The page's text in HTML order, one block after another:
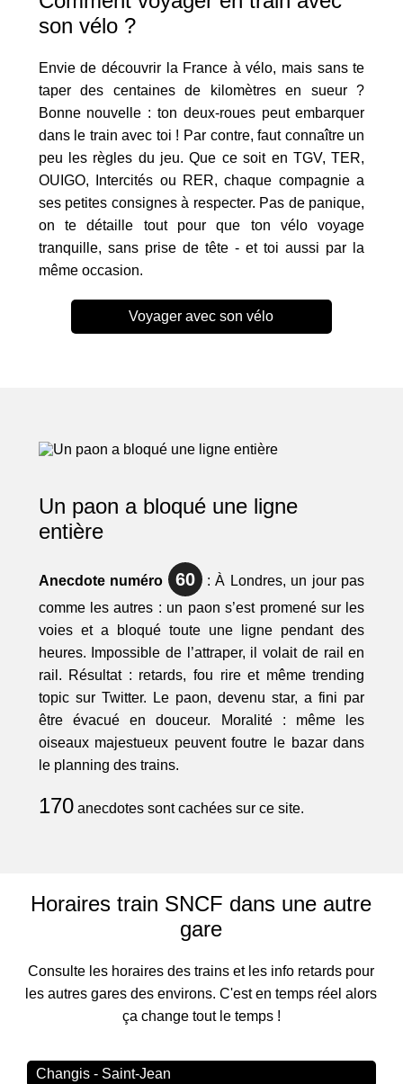
son vélo ?
Envie de découvrir la France à vélo, mais sans te
taper des centaines de kilomètres en sueur ?
Bonne nouvelle : ton deux-roues peut embarquer
dans le train avec toi ! Par contre, faut connaître un
peu les règles du jeu. Que ce soit en TGV, TER,
OUIGO, Intercités ou RER, chaque compagnie a
ses petites consignes à respecter. Pas de panique,
on te détaille tout pour que ton vélo voyage
tranquille, sans prise de tête - et toi aussi par la
même occasion.
Voyager avec son vélo
Un paon a bloqué une ligne
entière
Anecdote numéro 60 : À Londres, un jour pas
comme les autres : un paon s’est promené sur les
voies et a bloqué toute une ligne pendant des
heures. Impossible de l’attraper, il volait de rail en
rail. Résultat : retards, fou rire et même trending
topic sur Twitter. Le paon, devenu star, a fini par
être évacué en douceur. Moralité : même les
oiseaux majestueux peuvent foutre le bazar dans
le planning des trains.
170anecdotes sont cachées sur ce site.
Horaires train SNCF dans une autre
gare
Consulte les horaires des trains et les info retards pour
les autres gares des environs. C'est en temps réel alors
ça change tout le temps !
Changis - Saint-Jean